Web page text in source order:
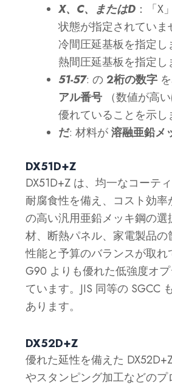
X、C、またはD ：「X
状態が指定されていま
冷間圧延基板を指定し
熱間圧延基板を指定し
51-57: の2桁の数字
アル番号 （数値が高
優れていることを示し
だ: 材料が溶融亜鉛メ
DX51D+Z
DX51D+Z は、均一なコーテ
耐腐食性を備え、コスト効
の高い汎用亜鉛メッキ鋼の選
材、断熱パネル、家電製品の
性能と予算のバランスが取れ
G90 よりも優れた低強度オ
ています。JIS 同等の SGCC
あります。
DX52D+Z
優れた延性を備えた
やスタンピング加工などの